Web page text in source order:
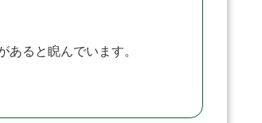
ると睨んでいます。